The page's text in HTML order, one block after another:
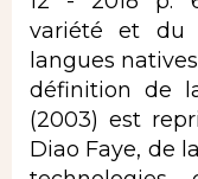
variété et du
langues
définition de
(2003) est
Diao Faye, de